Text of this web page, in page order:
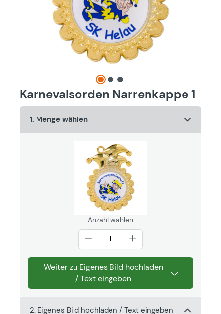
Karnevalsorden Narrenkappe 1
1. Menge wählen
Anzahl wählen
Weiter zu Eigenes Bild hochladen
/ Text eingeben
2. Eigenes Bild hochladen / Text eingeben